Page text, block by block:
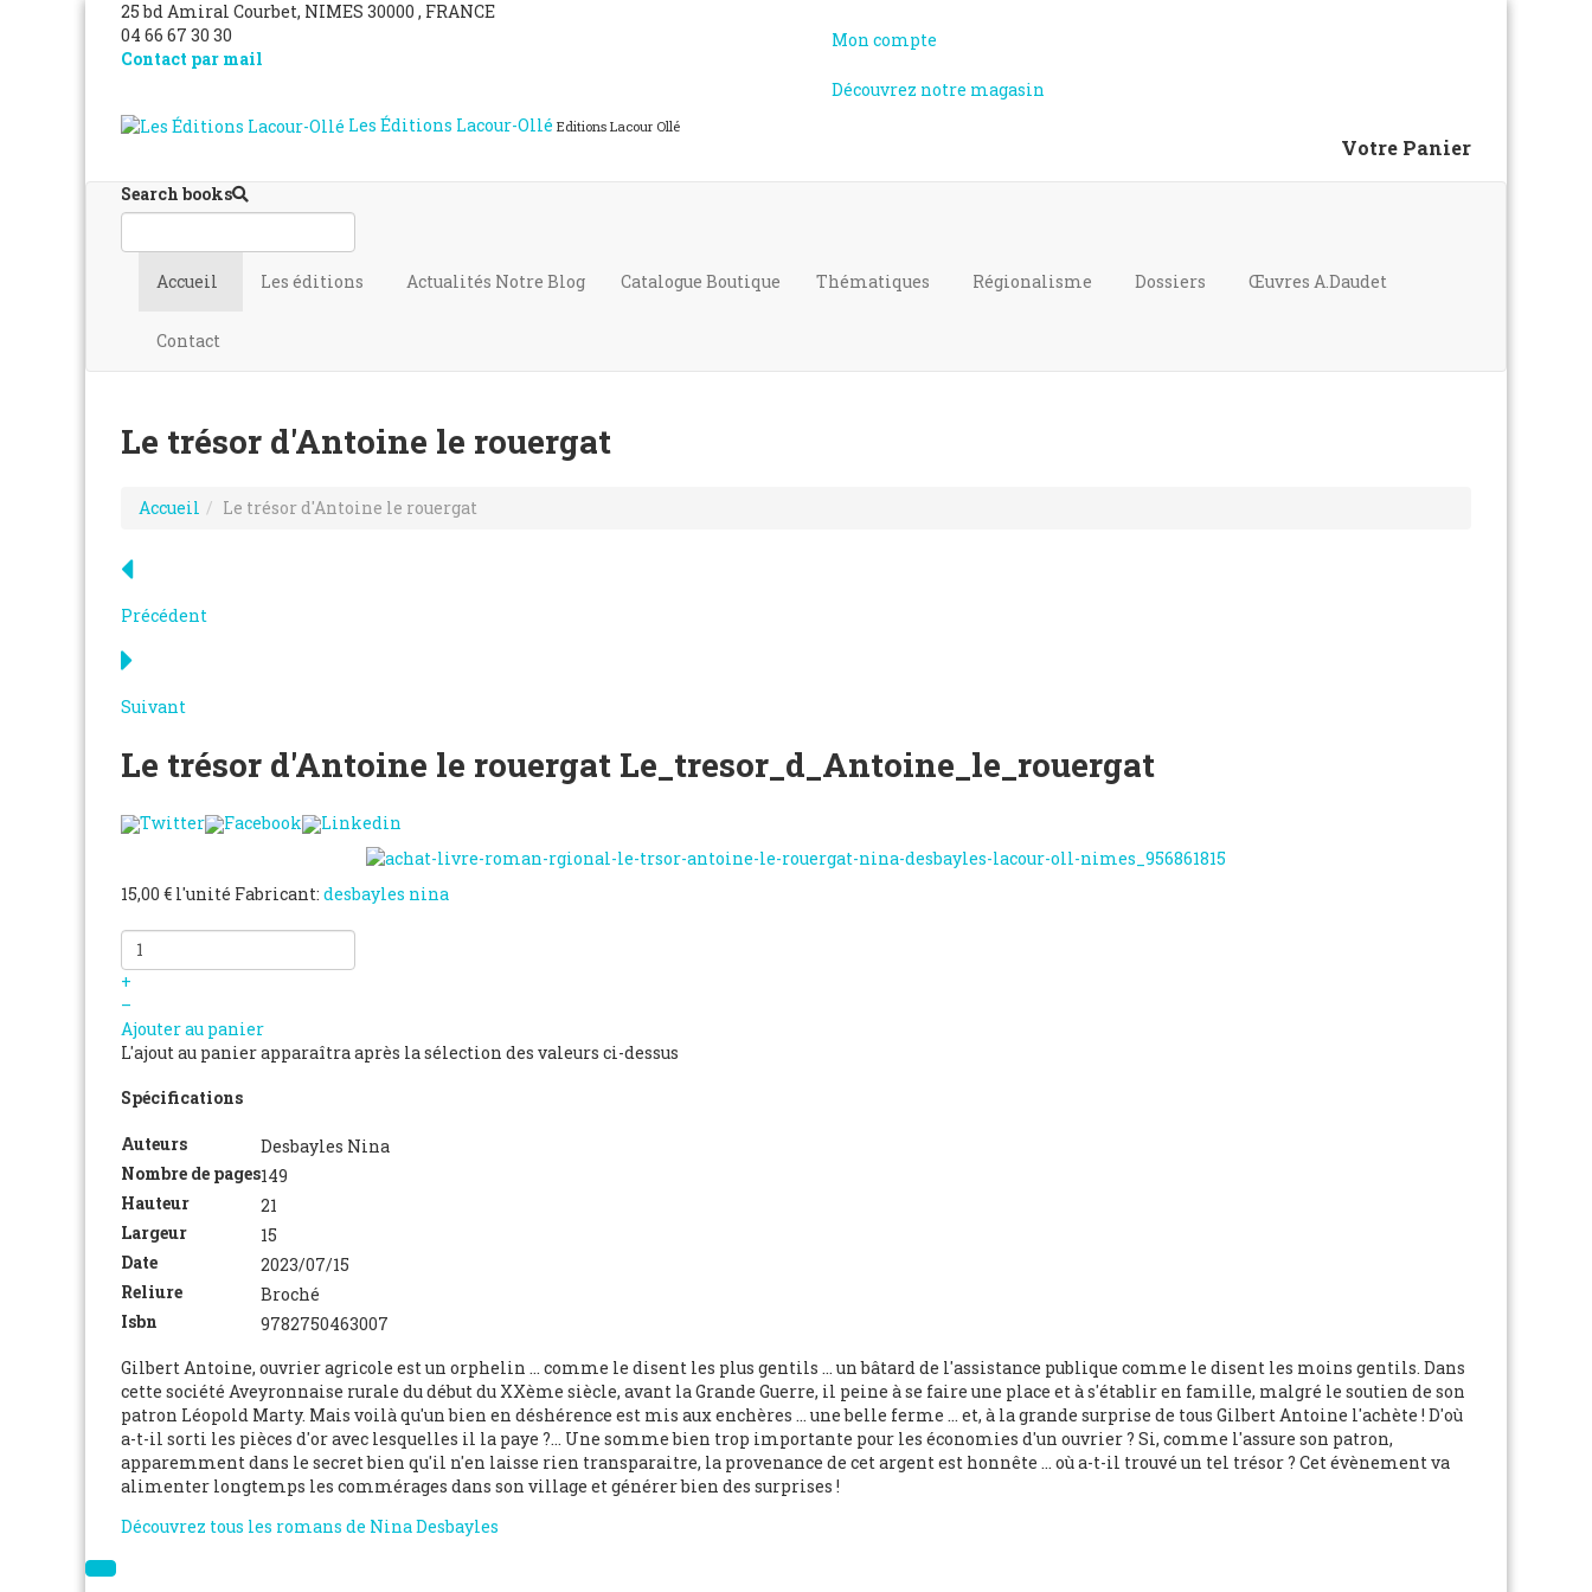
25 bd Amiral Courbet, NIMES 30000 , FRANCE
04 66 67 30 30
Contact par mail
Mon compte
Découvrez notre magasin
Les Éditions Lacour-Ollé Editions Lacour Ollé
Votre Panier
Search books
Accueil Les éditions Actualités Notre Blog Catalogue Boutique Thématiques Régionalisme Dossiers Œuvres A.Daudet
Contact
Le trésor d'Antoine le rouergat
Accueil Le trésor d'Antoine le rouergat
Précédent
Suivant
Le trésor d'Antoine le rouergat Le_tresor_d_Antoine_le_rouergat
Twitter Facebook Linkedin
15,00 € l'unité Fabricant: desbayles nina
+
–
Ajouter au panier
L'ajout au panier apparaîtra après la sélection des valeurs ci-dessus
Spécifications
Auteurs
Desbayles Nina
Nombre de pages149
Hauteur
21
Largeur
15
Date
2023/07/15
Reliure
Broché
Isbn
9782750463007
Gilbert Antoine, ouvrier agricole est un orphelin ... comme le disent les plus gentils ... un bâtard de l'assistance publique comme le disent les moins gentils. Dans
cette société Aveyronnaise rurale du début du XXème siècle, avant la Grande Guerre, il peine à se faire une place et à s'établir en famille, malgré le soutien de son
patron Léopold Marty. Mais voilà qu'un bien en déshérence est mis aux enchères ... une belle ferme ... et, à la grande surprise de tous Gilbert Antoine l'achète ! D'où
a-t-il sorti les pièces d'or avec lesquelles il la paye ?... Une somme bien trop importante pour les économies d'un ouvrier ? Si, comme l'assure son patron,
apparemment dans le secret bien qu'il n'en laisse rien transparaitre, la provenance de cet argent est honnête ... où a-t-il trouvé un tel trésor ? Cet évènement va
alimenter longtemps les commérages dans son village et générer bien des surprises !
Découvrez tous les romans de Nina Desbayles